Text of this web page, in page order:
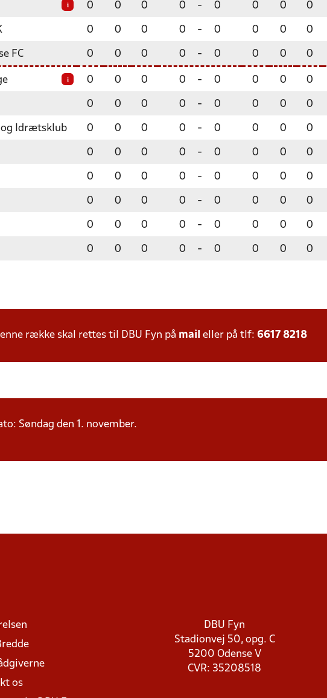
i 0 0 0 0 - 0 0 0 0
0 0 0 0 - 0 0 0 0
FC 0 0 0 0 - 0 0 0 0
i 0 0 0 0 - 0 0 0 0
0 0 0 0 - 0 0 0 0
Idrætsklub 0 0 0 0 - 0 0 0 0
0 0 0 0 - 0 0 0 0
0 0 0 0 - 0 0 0 0
0 0 0 0 - 0 0 0 0
0 0 0 0 - 0 0 0 0
0 0 0 0 - 0 0 0 0
række skal rettes til DBU Fyn på mail eller på tlf: 6617 8218
Søndag den 1. november.
os
DBU Fyn
Stadionvej 50, opg. C
5200 Odense V
CVR: 35208518